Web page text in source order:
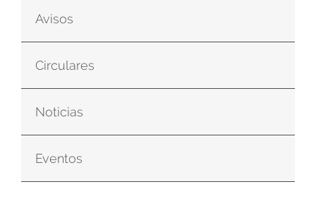
Avisos
Circulares
Noticias
Eventos